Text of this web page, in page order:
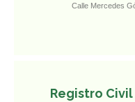
Calle Mercedes
Registro